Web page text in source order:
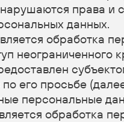
без согласия субъекта
если иное
федеральным законом.
положения
может получить любые
вопросам,
его персональных данных,
с помощью
privacy@thismywebsite.com.
будут отражены любые